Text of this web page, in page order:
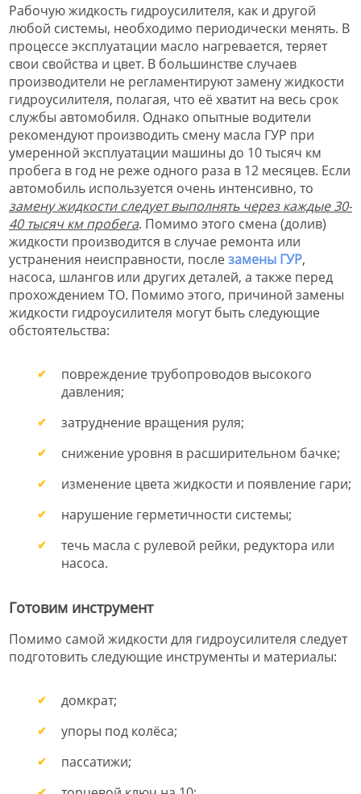
Рабочую жидкость гидроусилителя, как и другой
любой системы, необходимо периодически менять. В
процессе эксплуатации масло нагревается, теряет
свои свойства и цвет. В большинстве случаев
производители не регламентируют замену жидкости
гидроусилителя, полагая, что её хватит на весь срок
службы автомобиля. Однако опытные водители
рекомендуют производить смену масла ГУР при
умеренной эксплуатации машины до 10 тысяч км
пробега в год не реже одного раза в 12 месяцев. Если
автомобиль используется очень интенсивно, то
замену жидкости следует выполнять через каждые 30-
40 тысяч км пробега. Помимо этого смена (долив)
жидкости производится в случае ремонта или
устранения неисправности, послезамены ГУР,
насоса, шлангов или других деталей, а также перед
прохождением ТО. Помимо этого, причиной замены
жидкости гидроусилителя могут быть следующие
обстоятельства:
повреждение трубопроводов высокого
давления;
затруднение вращения руля;
снижение уровня в расширительном бачке;
изменение цвета жидкости и появление гари;
нарушение герметичности системы;
течь масла с рулевой рейки, редуктора или
насоса.
Готовим инструмент
Помимо самой жидкости для гидроусилителя следует
подготовить следующие инструменты и материалы:
домкрат;
упоры под колёса;
пассатижи;